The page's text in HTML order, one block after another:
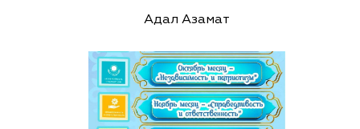
Адал Азамат